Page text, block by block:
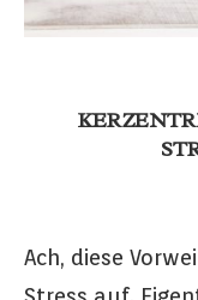
Ach, diese